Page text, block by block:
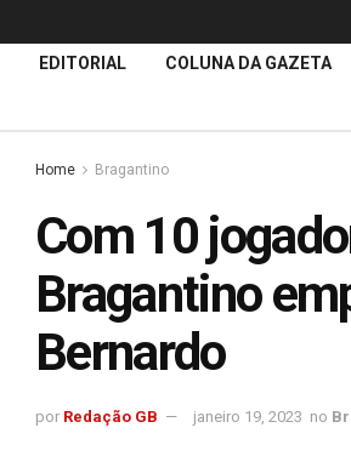
EDITORIAL COLUNA DA GAZETA
Home Bragantino
Com 10
Bragantino
Bernardo
por Redação GB janeiro 19, 2023 no